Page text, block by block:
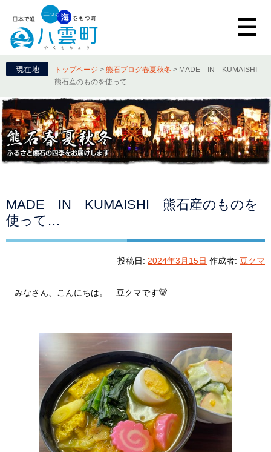
トップページ > 熊石ブログ春夏秋冬 > MADE IN KUMAISHI
熊石産のものを使って…
MADE IN KUMAISHI 熊石産のものを
使って…
投稿日: 2024年3月15日 作成者: 豆クマ
みなさん、こんにちは。 豆クマです🐻